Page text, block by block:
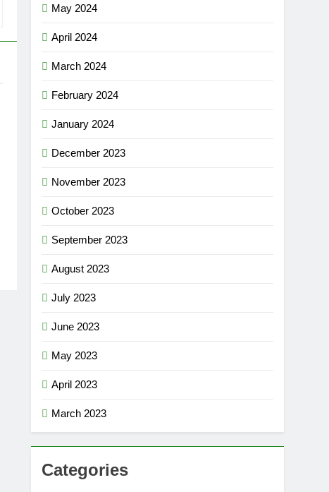
May 2024
April 2024
March 2024
February 2024
January 2024
December 2023
November 2023
October 2023
September 2023
August 2023
July 2023
June 2023
May 2023
April 2023
March 2023
Categories